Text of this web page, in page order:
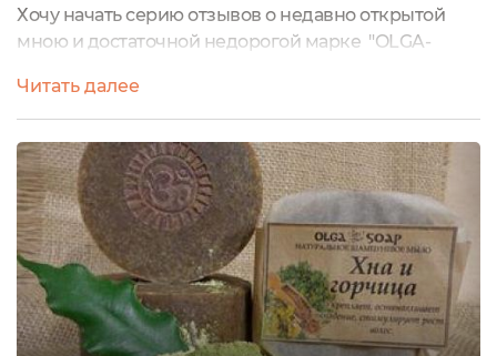
Хочу начать серию отзывов о недавно открытой
мною и достаточной недорогой марке "OLGA-
Новороссийска Ольга Бондарева. Впервые с этой
маркой я познакомилась несколько месяцев назад
и уже нежно полюбила те продукты, которые
решила прикупить на пробу! Первый отзыв будет о
замечательном дезодоранте "мята и лаванда"...
Читать далее